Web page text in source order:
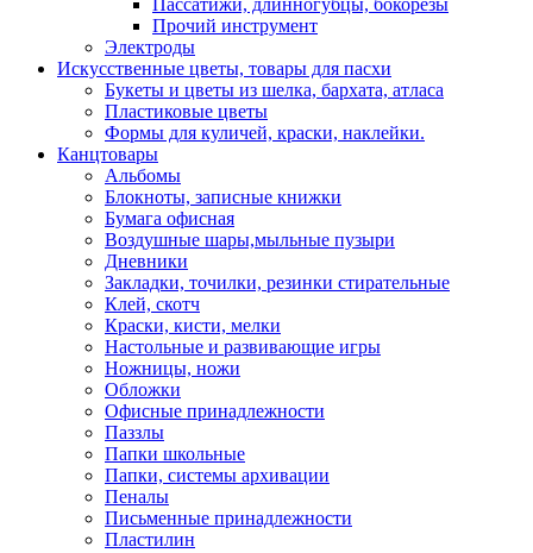
Пассатижи, длинногубцы, бокорезы
Прочий инструмент
Электроды
Искусственные цветы, товары для пасхи
Букеты и цветы из шелка, бархата, атласа
Пластиковые цветы
Формы для куличей, краски, наклейки.
Канцтовары
Альбомы
Блокноты, записные книжки
Бумага офисная
Воздушные шары,мыльные пузыри
Дневники
Закладки, точилки, резинки стирательные
Клей, скотч
Краски, кисти, мелки
Настольные и развивающие игры
Ножницы, ножи
Обложки
Офисные принадлежности
Паззлы
Папки школьные
Папки, системы архивации
Пеналы
Письменные принадлежности
Пластилин